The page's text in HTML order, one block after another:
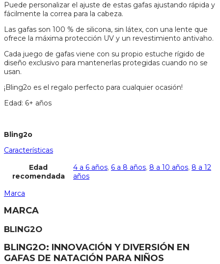
Puede personalizar el ajuste de estas gafas ajustando rápida y
fácilmente la correa para la cabeza.
Las gafas son 100 % de silicona, sin látex, con una lente que
ofrece la máxima protección UV y un revestimiento antivaho.
Cada juego de gafas viene con su propio estuche rígido de
diseño exclusivo para mantenerlas protegidas cuando no se
usan.
¡Bling2o es el regalo perfecto para cualquier ocasión!
Edad: 6+ años
Bling2o
Características
Edad
recomendada
4 a 6 años, 6 a 8 años, 8 a 10 años, 8 a 12
años
Marca
MARCA
BLING2O
BLING2O: INNOVACIÓN Y DIVERSIÓN EN
GAFAS DE NATACIÓN PARA NIÑOS